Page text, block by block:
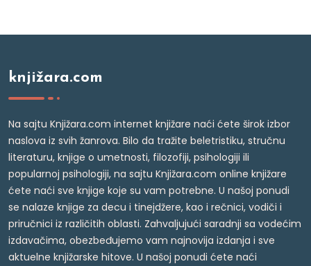
knjižara.com
Na sajtu Knjižara.com internet knjižare naći ćete širok izbor
naslova iz svih žanrova. Bilo da tražite beletristiku, stručnu
literaturu, knjige o umetnosti, filozofiji, psihologiji ili
popularnoj psihologiji, na sajtu Knjižara.com online knjižare
ćete naći sve knjige koje su vam potrebne. U našoj ponudi
se nalaze knjige za decu i tinejdžere, kao i rečnici, vodiči i
priručnici iz različitih oblasti. Zahvaljujući saradnji sa vodećim
izdavačima, obezbeđujemo vam najnovija izdanja i sve
aktuelne knjižarske hitove. U našoj ponudi ćete naći